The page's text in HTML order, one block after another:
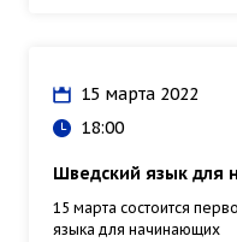
15 марта 2022
18:00
Шведский язык для
15 марта состоится
языка для начинающих